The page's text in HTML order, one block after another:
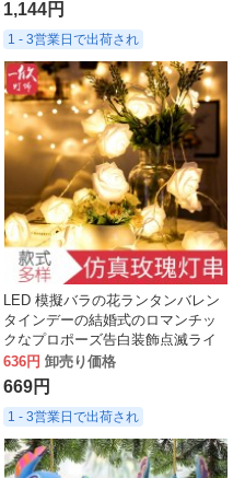
1,144円
1 - 3営業日で出荷され
LED 模擬バラの花ランタンバレン
タインデーの結婚式のロマンチッ
クなプロポーズ告白装飾点滅ライ
ト電池ボックスライトストリング
636円 卸売り価格
669円
1 - 3営業日で出荷され